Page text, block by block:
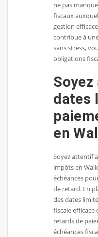
ne pas
fiscaux
gestion
contribue à
sans stress,
obligations
dates
en
Soyez attentif
impôts en
échéances
de retard. En
des dates
fiscale efficace
retards de
échéances